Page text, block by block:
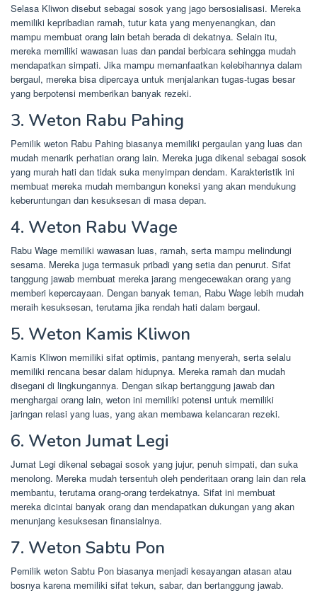
Selasa Kliwon disebut sebagai sosok yang jago bersosialisasi. Mereka
memiliki kepribadian ramah, tutur kata yang menyenangkan, dan
mampu membuat orang lain betah berada di dekatnya. Selain itu,
mereka memiliki wawasan luas dan pandai berbicara sehingga mudah
mendapatkan simpati. Jika mampu memanfaatkan kelebihannya dalam
bergaul, mereka bisa dipercaya untuk menjalankan tugas-tugas besar
yang berpotensi memberikan banyak rezeki.
3. Weton Rabu Pahing
Pemilik weton Rabu Pahing biasanya memiliki pergaulan yang luas dan
mudah menarik perhatian orang lain. Mereka juga dikenal sebagai sosok
yang murah hati dan tidak suka menyimpan dendam. Karakteristik ini
membuat mereka mudah membangun koneksi yang akan mendukung
keberuntungan dan kesuksesan di masa depan.
4. Weton Rabu Wage
Rabu Wage memiliki wawasan luas, ramah, serta mampu melindungi
sesama. Mereka juga termasuk pribadi yang setia dan penurut. Sifat
tanggung jawab membuat mereka jarang mengecewakan orang yang
memberi kepercayaan. Dengan banyak teman, Rabu Wage lebih mudah
meraih kesuksesan, terutama jika rendah hati dalam bergaul.
5. Weton Kamis Kliwon
Kamis Kliwon memiliki sifat optimis, pantang menyerah, serta selalu
memiliki rencana besar dalam hidupnya. Mereka ramah dan mudah
disegani di lingkungannya. Dengan sikap bertanggung jawab dan
menghargai orang lain, weton ini memiliki potensi untuk memiliki
jaringan relasi yang luas, yang akan membawa kelancaran rezeki.
6. Weton Jumat Legi
Jumat Legi dikenal sebagai sosok yang jujur, penuh simpati, dan suka
menolong. Mereka mudah tersentuh oleh penderitaan orang lain dan rela
membantu, terutama orang-orang terdekatnya. Sifat ini membuat
mereka dicintai banyak orang dan mendapatkan dukungan yang akan
menunjang kesuksesan finansialnya.
7. Weton Sabtu Pon
Pemilik weton Sabtu Pon biasanya menjadi kesayangan atasan atau
bosnya karena memiliki sifat tekun, sabar, dan bertanggung jawab.